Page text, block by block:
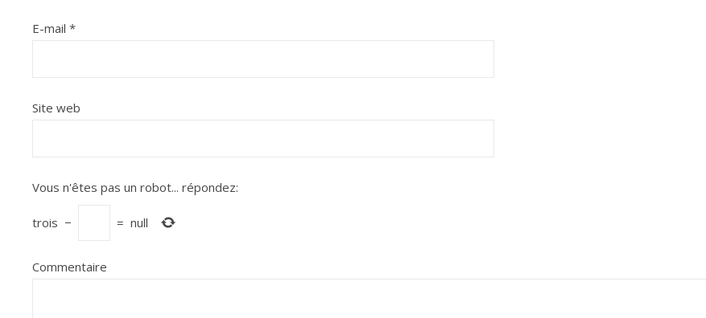
E-mail *
Site web
Vous n'êtes pas un robot... répondez:
trois − = null
Commentaire